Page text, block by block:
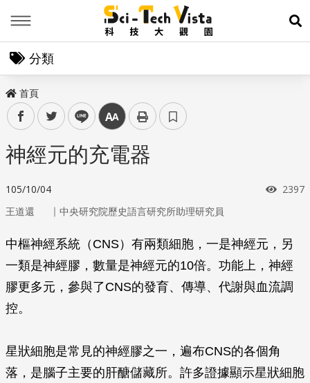
展
分類
首頁
facebooktwitter line 中
神經元的充電器
105/10/04 瀏覽
2397
王道還 ｜ 中央研究院歷史語言研究所助理研究員
中樞神經系統（CNS）有兩類細胞，一是神經元，另
一類是神經膠，數量是神經元的10倍。功能上，神經
膠更多元，參與了CNS的發育、傳導、代謝與血流調
控。
星狀細胞是常見的神經膠之一，遍布CNS的各個角
落，是腦子主要的肝醣儲藏所。許多證據顯示星狀細胞